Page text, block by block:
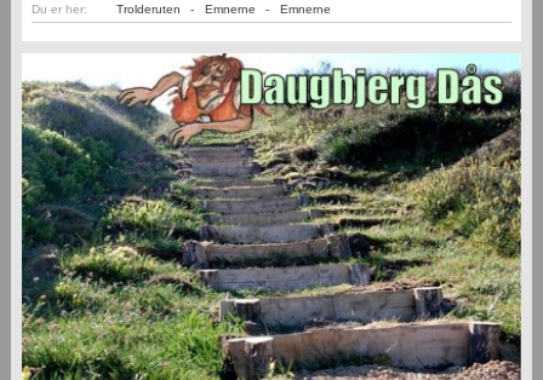
Du er her: Trolderuten - Emnerne - Emnerne